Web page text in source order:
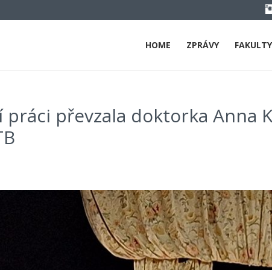
HOME ZPRÁVY FAKULTY
převzala doktorka Anna